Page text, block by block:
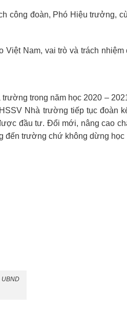
công đoàn, Phó Hiệu trưởng,
Nam, vai trò và trách
trong năm học 2020 –
Nhà trường tiếp tục đoàn
đầu tư. Đổi mới, nâng cao
đến trường chứ không dừng học
UBND